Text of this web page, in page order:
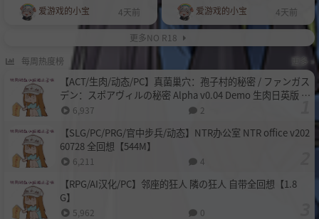
爱游戏的小宝
4天前
爱游戏的小宝
4天前
更多NO R18
每周热度榜
更多 »
【ACT/生肉/动态/PC】真菌巢穴：孢子村的秘密 / ファンガス
デン：スポアヴィルの秘密 Alpha v0.04 Demo 生肉日英版 2
6.08.01更新【717M】
6,937 2
【SLG/PC/PRG/官中步兵/动态】NTR办公室 NTR office v202
60728 全回想【544M】
6,211 4
【RPG/AI汉化/PC】邻座的狂人 隣の狂人 自带全回想【1.8
G】
5,962 0